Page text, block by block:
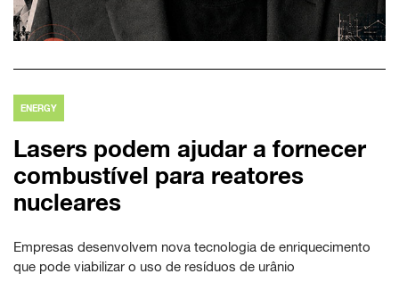
ENERGY
Lasers podem ajudar a fornecer
combustível para reatores
nucleares
Empresas desenvolvem nova tecnologia de enriquecimento
que pode viabilizar o uso de resíduos de urânio